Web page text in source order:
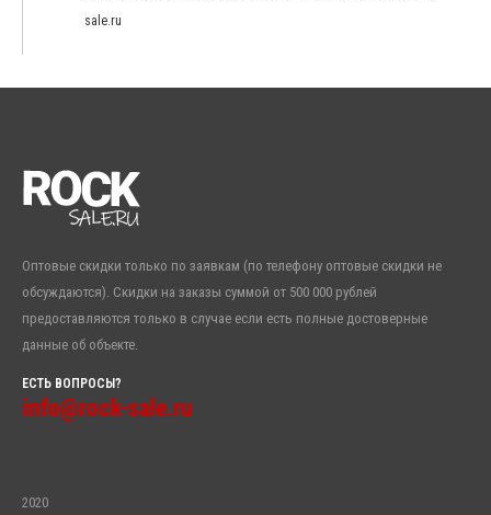
sale.ru
Оптовые скидки только по заявкам (по телефону оптовые скидки не
обсуждаются). Скидки на заказы суммой от 500 000 рублей
предоставляются только в случае если есть полные достоверные
данные об объекте.
ЕСТЬ ВОПРОСЫ?
info@rock-sale.ru
2020